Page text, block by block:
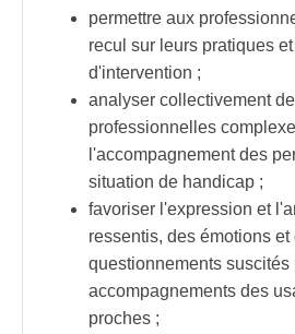
permettre aux
recul sur leurs pratiques
d'intervention ;
analyser collectivement
professionnelles
l'accompagnement des
situation de handicap ;
favoriser l'expression et
ressentis, des émotions et
questionnements suscités
accompagnements des
proches ;